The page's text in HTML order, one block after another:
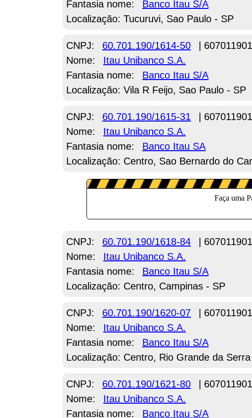
Fantasia nome:
Banco Itau S/A
Localização: Tucuruvi, Sao Paulo - SP
CNPJ: 60.701.190/1614-50
|
Nome:
Itau Unibanco S.A.
Fantasia nome:
Banco Itau S/A
Localização: Vila R Feijo, Sao Paulo - SP
CNPJ: 60.701.190/1615-31
|
Nome:
Itau Unibanco S.A.
Fantasia nome:
Banco Itau SA
Localização: Centro, Sao Bernardo do
CNPJ: 60.701.190/1618-84
|
Nome:
Itau Unibanco S.A.
Fantasia nome:
Banco Itau S/A
Localização: Centro, Campinas - SP
CNPJ: 60.701.190/1620-07
|
Nome:
Itau Unibanco S.A.
Fantasia nome:
Banco Itau S/A
Localização: Centro, Rio Grande da
CNPJ: 60.701.190/1621-80
|
Nome:
Itau Unibanco S.A.
Fantasia nome:
Banco Itau S/A